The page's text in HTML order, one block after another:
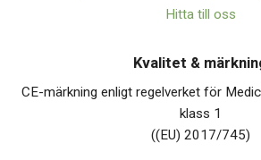
Hitta till oss
Kvalitet &
CE-märkning enligt regelverket för
klass 1
((EU) 2017/745)